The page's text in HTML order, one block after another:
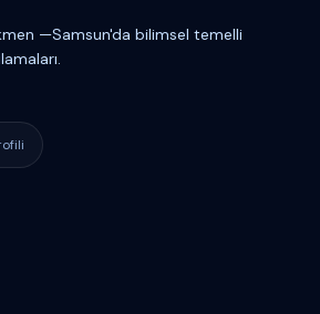
—Samsun'da bilimsel temelli